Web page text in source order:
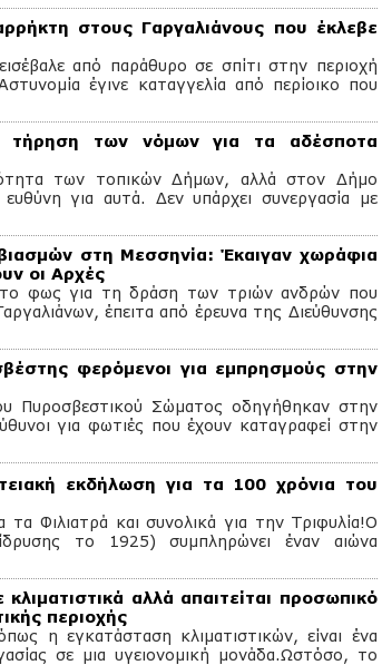
στους Γαργαλιάνους που έκλεβε
από παράθυρο σε σπίτι στην περιοχή
έγινε καταγγελία από περίοικο που
των νόμων για τα αδέσποτα
των τοπικών Δήμων, αλλά στον Δήμο
για αυτά. Δεν υπάρχει συνεργασία με
στη Μεσσηνία: Έκαιγαν χωράφια
οι Αρχές
στο φως για τη δράση των τριών ανδρών που
έπειτα από έρευνα της Διεύθυνσης
φερόμενοι για εμπρησμούς στην
Πυροσβεστικού Σώματος οδηγήθηκαν στην
για φωτιές που έχουν καταγραφεί στην
εκδήλωση για τα 100 χρόνια του
τα Φιλιατρά και συνολικά για την Τριφυλία!Ο
το 1925) συμπληρώνει έναν αιώνα
αλλά απαιτείται προσωπικό
περιοχής
η εγκατάσταση κλιματιστικών, είναι ένα
σε μια υγειονομική μονάδα.Ωστόσο, το